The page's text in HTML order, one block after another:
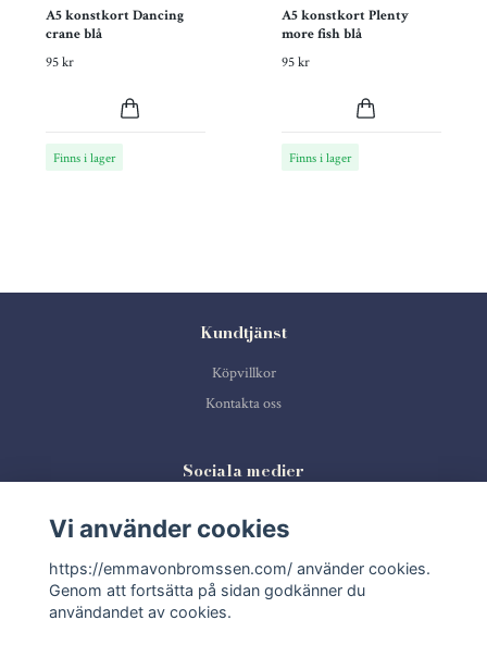
A5 konstkort Dancing
crane blå
95 kr
Finns i lager
A5 konstkort Plenty
more fish blå
95 kr
Finns i lager
Kundtjänst
Köpvillkor
Kontakta oss
Sociala medier
Prenumerera på vårt nyhetsbrev
Vi använder cookies
https://emmavonbromssen.com/ använder cookies.
Genom att fortsätta på sidan godkänner du
användandet av cookies.